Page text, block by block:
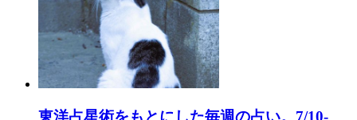
東洋占星術をもとにした毎週の占い。7/10-